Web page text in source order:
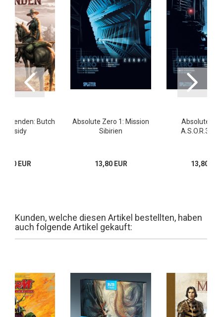
Legenden: Butch
Cassidy
EUR
Absolute Zero 1: Mission
Sibirien
13,80 EUR
Absolute
A.S.O.R.3
13,80
Kunden, welche diesen Artikel bestellten, haben
auch folgende Artikel gekauft: